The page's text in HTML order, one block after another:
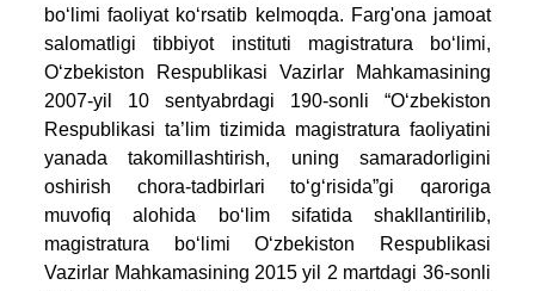
bo‘limi faoliyat ko‘rsatib kelmoqda. Farg'ona jamoat
salomatligi tibbiyot instituti magistratura bo‘limi,
O‘zbekiston Respublikasi Vazirlar Mahkamasining
2007-yil 10 sentyabrdagi 190-sonli “O‘zbekiston
Respublikasi ta’lim tizimida magistratura faoliyatini
yanada takomillashtirish, uning samaradorligini
oshirish chora-tadbirlari to‘g‘risida”gi qaroriga
muvofiq alohida bo‘lim sifatida shakllantirilib,
magistratura bo‘limi O‘zbekiston Respublikasi
Vazirlar Mahkamasining 2015 yil 2 martdagi 36-sonli